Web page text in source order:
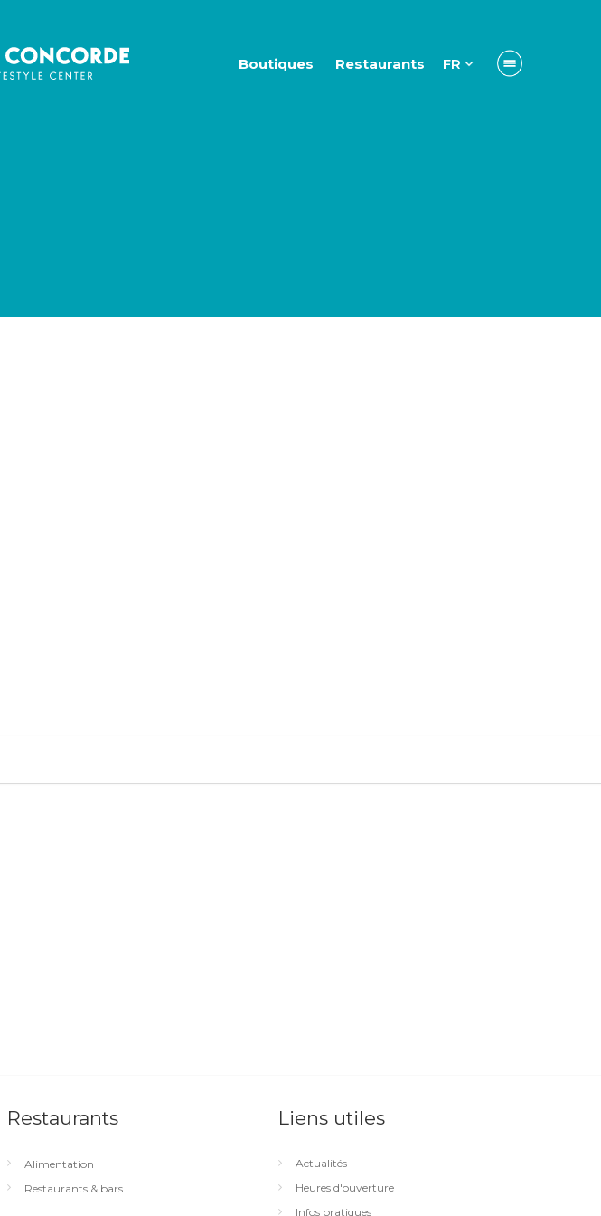
Boutiques Restaurants FR
Restaurants
Alimentation
Restaurants & bars
Liens utiles
Actualités
Heures d'ouverture
Infos pratiques